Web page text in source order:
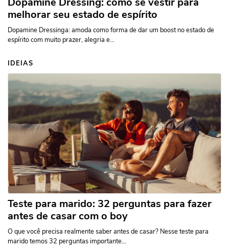
melhorar seu estado de espírito
Dopamine Dressinga: amoda como forma de dar um boost no estado de
espírito com muito prazer, alegria e...
IDEIAS
Teste para marido: 32 perguntas para fazer
antes de casar com o boy
O que você precisa realmente saber antes de casar? Nesse teste para
marido temos 32 perguntas importante...